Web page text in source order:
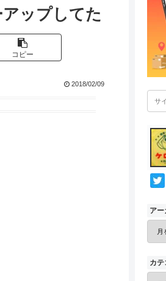
ップしてた
コピー
2018/02/09
アー
カテ